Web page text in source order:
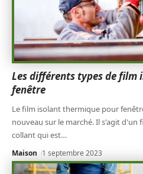
Les différents types de
fenêtre
Le film isolant thermique pour
nouveau sur le marché. Il s'agit d'un
collant qui est…
Maison 1 septembre 2023